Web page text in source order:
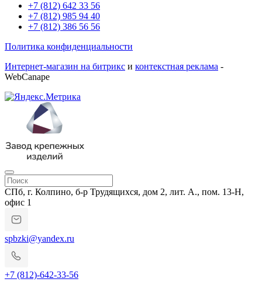
+7 (812) 642 33 56
+7 (812) 985 94 40
+7 (812) 386 56 56
Политика конфиденциальности
Интернет-магазин на битрикс и контекстная реклама -
WebCanape
СПб, г. Колпино, б-р Трудящихся, дом 2, лит. А., пом. 13-Н,
офис 1
spbzki@yandex.ru
+7 (812)-642-33-56